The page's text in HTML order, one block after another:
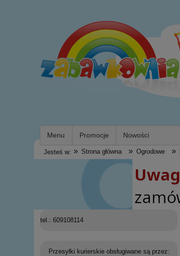
Menu Promocje Nowości
Jesteś w: » Strona główna » Ogrodowe »
tel.: 609108114
Przesyłki kurierskie obsługiwane są przez: